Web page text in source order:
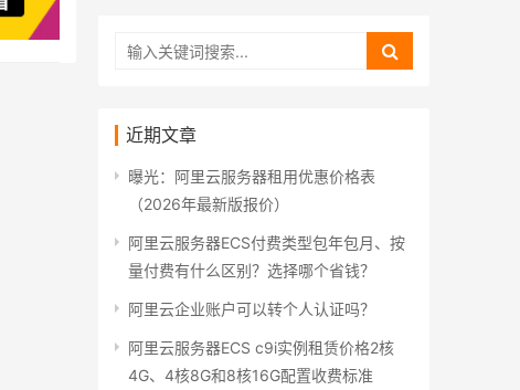
近期文章
曝光：阿里云服务器租用优惠价格表
（2026年最新版报价）
阿里云服务器ECS付费类型包年包月、按
量付费有什么区别？选择哪个省钱？
阿里云企业账户可以转个人认证吗？
阿里云服务器ECS c9i实例租赁价格2核
4G、4核8G和8核16G配置收费标准